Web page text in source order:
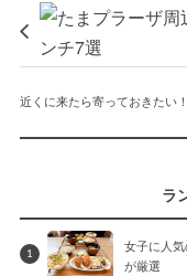
近くに来たら寄っておきたい
ラ
1
女子に人
が厳選